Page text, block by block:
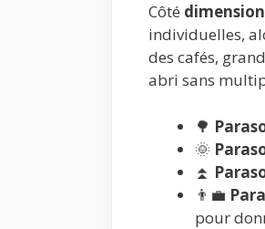
Côté
individuelles,
des cafés,
abri sans
🌳
🌞
⏫
👨‍💼
pour